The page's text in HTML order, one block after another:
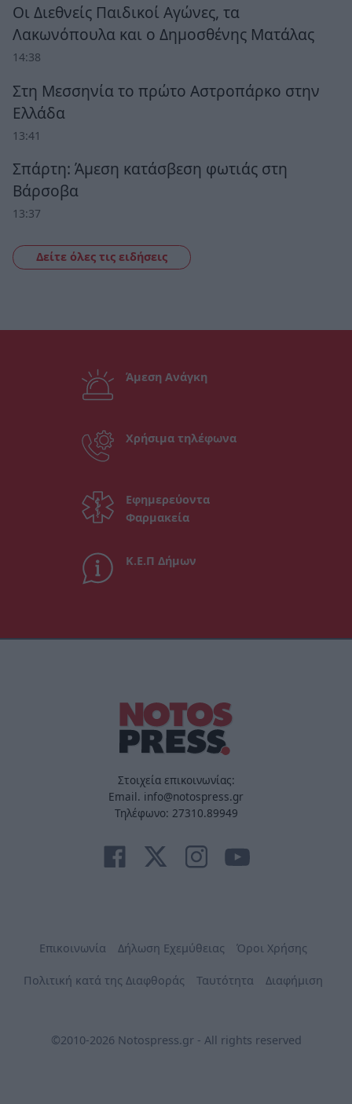
Οι Διεθνείς Παιδικοί Αγώνες, τα
Λακωνόπουλα και ο Δημοσθένης Ματάλας
14:38
Στη Μεσσηνία το πρώτο Αστροπάρκο στην
Ελλάδα
13:41
Σπάρτη: Άμεση κατάσβεση φωτιάς στη
Βάρσοβα
13:37
Δείτε όλες τις ειδήσεις
Άμεση Ανάγκη
Χρήσιμα τηλέφωνα
Εφημερεύοντα
Φαρμακεία
Κ.Ε.Π Δήμων
Στοιχεία επικοινωνίας:
Email. info@notospress.gr
Τηλέφωνο: 27310.89949
Επικοινωνία Δήλωση Εχεμύθειας Όροι Χρήσης
Πολιτική κατά της Διαφθοράς Ταυτότητα Διαφήμιση
©2010-2026 Notospress.gr - All rights reserved